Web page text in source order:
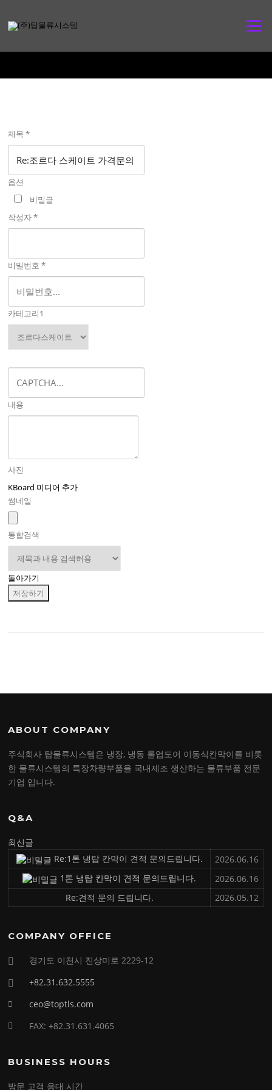
메뉴
제목 *
옵션
비밀글
작성자*
비밀번호*
카테고리1
내용
사진
KBoard 미디어 추가
썸네일
통합검색
돌아가기
저장하기
ABOUT COMPANY
주식회사 탑물류시스템은 냉장, 냉동 롤업도어 이동식칸막이를 비롯
한 물류시스템의 특장차량부품을 국내제조 생산하는 물류부품 전문
기업 입니다.
Q&A
최신글
Re:1톤 냉탑 칸막이 견적 문의드립니다.
2026.06.16
1톤 냉탑 칸막이 견적 문의드립니다.
2026.06.16
Re:견적 문의 드립니다.
2026.05.12
COMPANY OFFICE
경기도 이천시 진상미로 2229-12
+82.31.632.5555
ceo@toptls.com
FAX: +82.31.631.4065
BUSINESS HOURS
방문 고객 응대 시간